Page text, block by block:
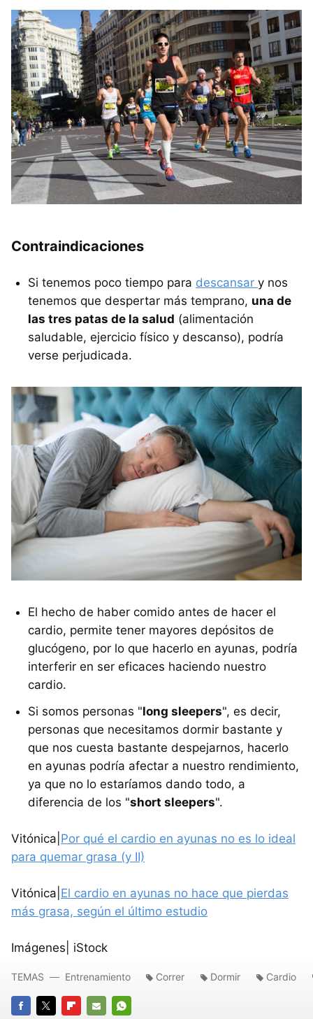
Contraindicaciones
Si tenemos poco tiempo para descansar y nos
tenemos que despertar más temprano, una de
las tres patas de la salud (alimentación
saludable, ejercicio físico y descanso), podría
verse perjudicada.
El hecho de haber comido antes de hacer el
cardio, permite tener mayores depósitos de
glucógeno, por lo que hacerlo en ayunas, podría
interferir en ser eficaces haciendo nuestro
cardio.
Si somos personas "long sleepers", es decir,
personas que necesitamos dormir bastante y
que nos cuesta bastante despejarnos, hacerlo
en ayunas podría afectar a nuestro rendimiento,
ya que no lo estaríamos dando todo, a
diferencia de los "short sleepers".
Vitónica| Por qué el cardio en ayunas no es lo ideal
para quemar grasa (y II)
Vitónica| El cardio en ayunas no hace que pierdas
más grasa, según el último estudio
Imágenes| iStock
TEMAS Entrenamiento Correr Dormir Cardio